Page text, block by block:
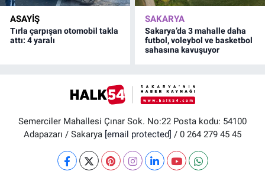
ASAYİŞ
Tırla çarpışan otomobil takla
attı: 4 yaralı
SAKARYA
Sakarya’da 3 mahalle daha
futbol, voleybol ve basketbol
sahasına kavuşuyor
Semerciler Mahallesi Çınar Sok. No:22 Posta kodu: 54100
Adapazarı / Sakarya [email protected] / 0 264 279 45 45